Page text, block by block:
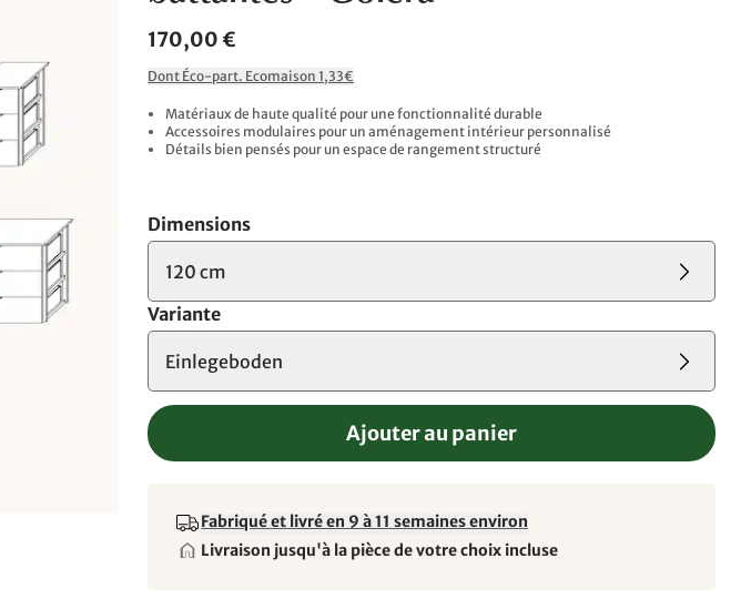
170,00 €
Dont Éco-part. Ecomaison 1,33€
Matériaux de haute qualité pour une fonctionnalité durable
Accessoires modulaires pour un aménagement intérieur personnalisé
Détails bien pensés pour un espace de rangement structuré
Dimensions
120 cm
Variante
Einlegeboden
Ajouter au panier
Fabriqué et livré en 9 à 11 semaines environ
Livraison jusqu'à la pièce de votre choix incluse